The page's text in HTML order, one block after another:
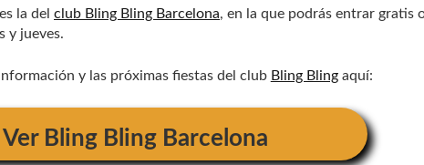
la del club Bling Bling Barcelona, en la que podrás entrar gratis
y jueves.
y las próximas fiestas del club Bling Blingaquí:
Ver Bling Bling Barcelona